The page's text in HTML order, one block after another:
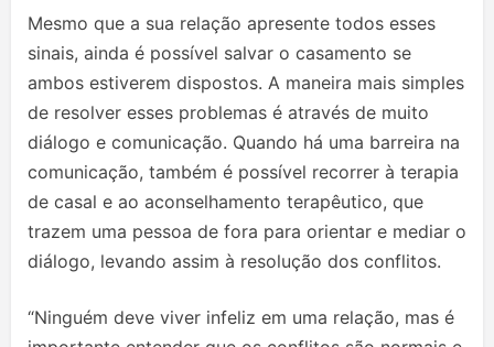
Mesmo que a sua relação apresente todos esses
sinais, ainda é possível salvar o casamento se
ambos estiverem dispostos. A maneira mais simples
de resolver esses problemas é através de muito
diálogo e comunicação. Quando há uma barreira na
comunicação, também é possível recorrer à terapia
de casal e ao aconselhamento terapêutico, que
trazem uma pessoa de fora para orientar e mediar o
diálogo, levando assim à resolução dos conflitos.
“Ninguém deve viver infeliz em uma relação, mas é